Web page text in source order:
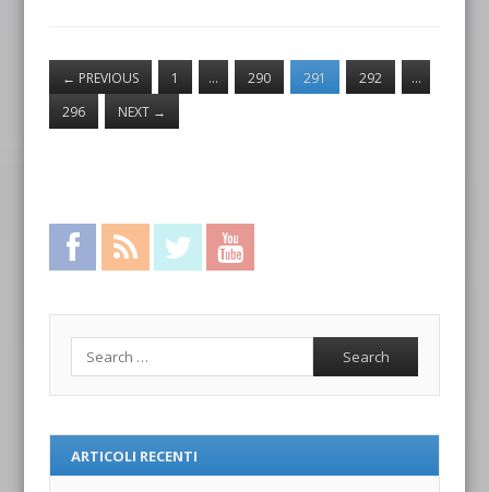
← PREVIOUS 1 … 290 291 292
…
296
NEXT →
Facebook RSS Feed Twitter
ARTICOLI RECENTI